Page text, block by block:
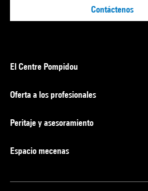
Contáctenos
El Centre Pompidou
Oferta a los profesionales
Peritaje y asesoramiento
Espacio mecenas